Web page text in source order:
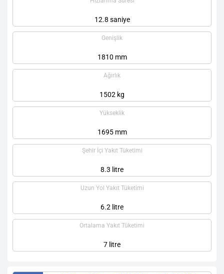
12.8 saniye
Genişlik
1810 mm
Ağırlık
1502 kg
Yükseklik
1695 mm
Şehir İçi Yakıt Tüketimi
8.3 litre
Uzun Yol Yakıt Tüketimi
6.2 litre
Ortalama Yakıt Tüketimi
7 litre